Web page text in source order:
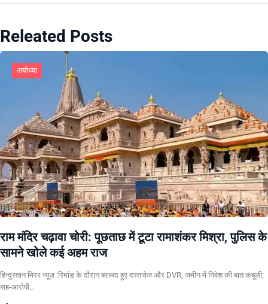
Releated Posts
अयोध्या
राम मंदिर चढ़ावा चोरी: पूछताछ में टूटा रामाशंकर मिश्रा, पुलिस के
सामने खोले कई अहम राज
हिन्दुस्तान मिरर न्यूज़ :रिमांड के दौरान बरामद हुए दस्तावेज और DVR, जमीन में निवेश की बात कबूली;
सह-आरोपी…